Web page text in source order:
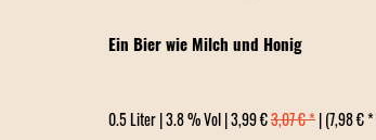
Ein Bier wie Milch und Honig
0.5 Liter | 3.8 % Vol | 3,99 €3,07 € *| (7,98 €